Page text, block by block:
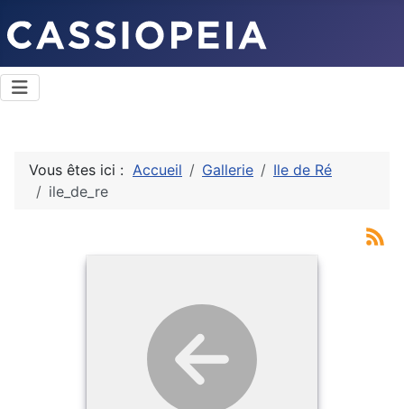
Vous êtes ici : Accueil Gallerie
Ile de Ré
ile_de_re